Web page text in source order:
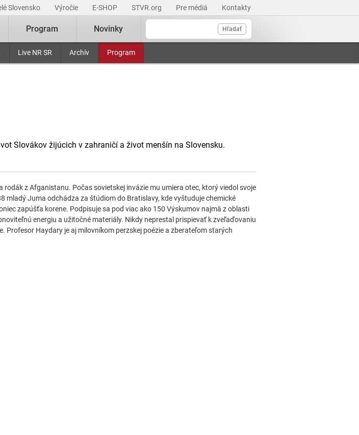
Slovensko Výročie E-SHOP STVR.org Pre médiá Kontakty
Hľadať
Live NR SR Archív Program
Program Novinky
Slovákov žijúcich v zahraničí a život menšín na Slovensku.
rodák z Afganistanu. Počas sovietskej invázie mu umiera otec, ktorý viedol svoje
mladý Juma odchádza za štúdiom do Bratislavy, kde vyštuduje chemické
zapúšťa korene. Podpisuje sa pod viac ako 150 Výskumov najmä z oblasti
energiu a užitočné materiály. Nikdy neprestal prispievať k zveľaďovaniu
Profesor Haydary je aj milovníkom perzskej poézie a zberateľom starých